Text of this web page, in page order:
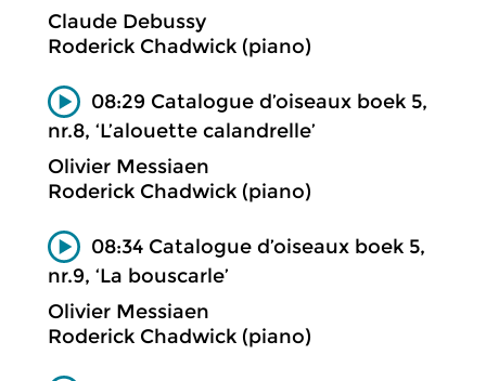
Claude Debussy
Roderick Chadwick (piano)
08:29 Catalogue d’oiseaux boek 5,
nr.8, ‘L’alouette calandrelle’
Olivier Messiaen
Roderick Chadwick (piano)
08:34 Catalogue d’oiseaux boek 5,
nr.9, ‘La bouscarle’
Olivier Messiaen
Roderick Chadwick (piano)